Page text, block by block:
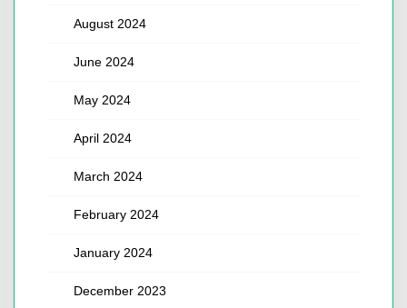
August 2024
June 2024
May 2024
April 2024
March 2024
February 2024
January 2024
December 2023